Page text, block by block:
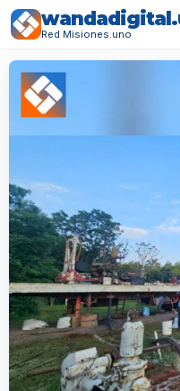
Red Misiones.uno